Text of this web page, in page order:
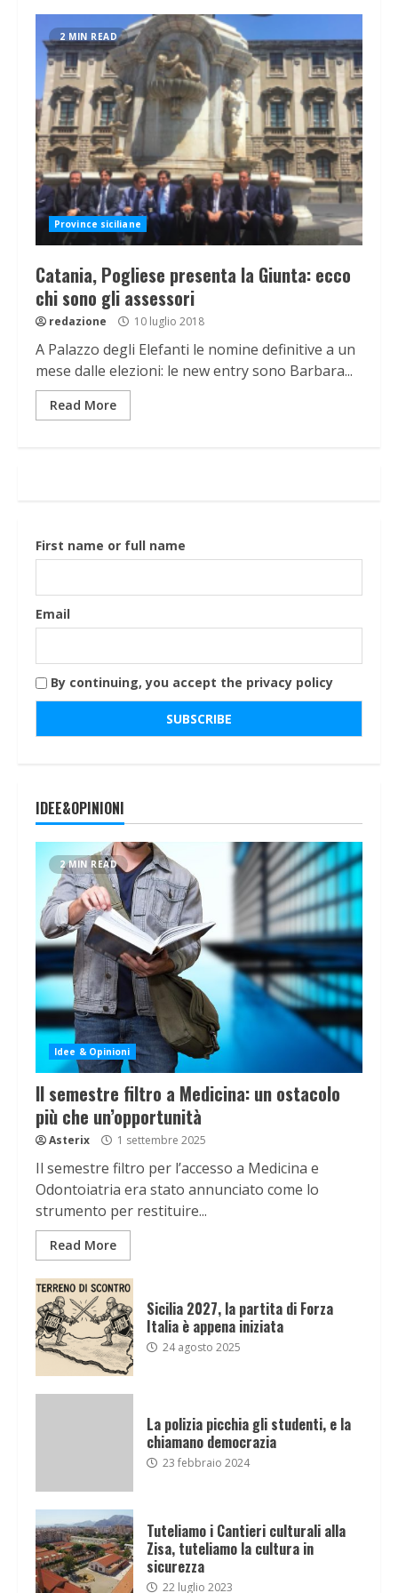
2 MIN READ
Province siciliane
Catania, Pogliese presenta la Giunta: ecco
chi sono gli assessori
redazione 10 luglio 2018
A Palazzo degli Elefanti le nomine definitive a un
mese dalle elezioni: le new entry sono Barbara...
Read More
First name or full name
Email
By continuing, you accept the privacy policy
IDEE&OPINIONI
2 MIN READ
Idee & Opinioni
Il semestre filtro a Medicina: un ostacolo
più che un’opportunità
Asterix 1 settembre 2025
Il semestre filtro per l’accesso a Medicina e
Odontoiatria era stato annunciato come lo
strumento per restituire...
Read More
Sicilia 2027, la partita di Forza
Italia è appena iniziata
24 agosto 2025
La polizia picchia gli studenti, e la
chiamano democrazia
23 febbraio 2024
Tuteliamo i Cantieri culturali alla
Zisa, tuteliamo la cultura in
sicurezza
22 luglio 2023